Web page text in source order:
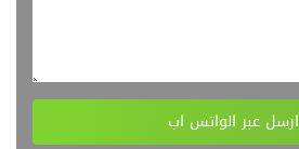
ارسل عبر الواتس اب